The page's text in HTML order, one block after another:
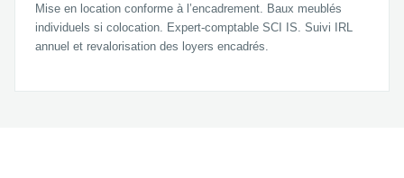
Mise en location conforme à l’encadrement. Baux meublés
individuels si colocation. Expert-comptable SCI IS. Suivi IRL
annuel et revalorisation des loyers encadrés.